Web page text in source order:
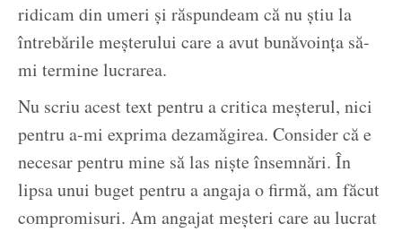
ridicam din umeri și răspundeam că nu știu la
întrebările meșterului care a avut bunăvoința să-
mi termine lucrarea.
Nu scriu acest text pentru a critica meșterul, nici
pentru a-mi exprima dezamăgirea. Consider că e
necesar pentru mine să las niște însemnări. În
lipsa unui buget pentru a angaja o firmă, am făcut
compromisuri. Am angajat meșteri care au lucrat